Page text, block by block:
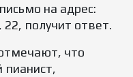
на адрес:
получит ответ.
что
пианист,